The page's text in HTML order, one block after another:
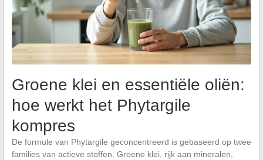
Groene klei en essentiële oliën:
hoe werkt het Phytargile
kompres
De formule van Phytargile geconcentreerd is gebaseerd op twee
families van actieve stoffen. Groene klei, rijk aan mineralen,